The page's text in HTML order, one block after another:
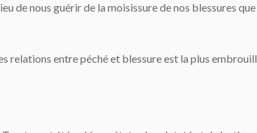
de nous guérir de la moisissure de nos blessures
relations entre péché et blessure est la plus